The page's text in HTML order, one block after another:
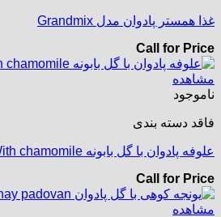
غذا همستر پادوان مدل Grandmix
Call for Price
مشاهده
ناموجود
فاقد دسته بندی
علوفه پادوان با گل بابونه fieno-hay With chamomile
Call for Price
مشاهده